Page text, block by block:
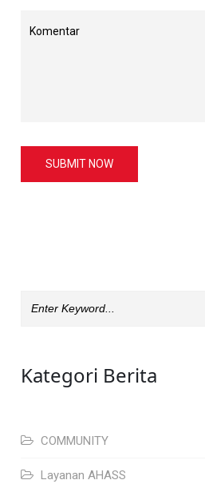
SUBMIT NOW
Kategori Berita
COMMUNITY
Layanan AHASS